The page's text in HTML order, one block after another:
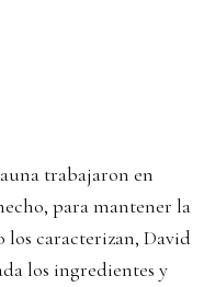
trabajaron en
para mantener la
caracterizan, David
los ingredientes y